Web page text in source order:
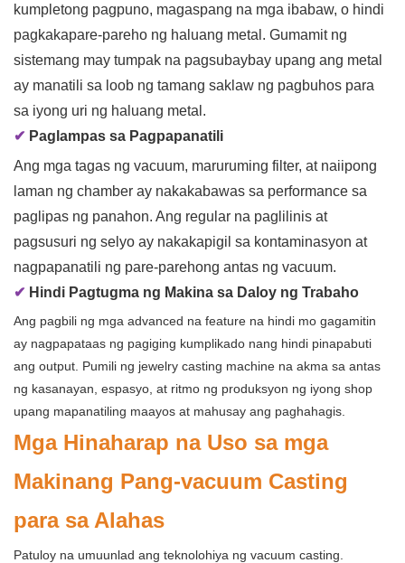
kumpletong pagpuno, magaspang na mga ibabaw, o hindi
pagkakapare-pareho ng haluang metal. Gumamit ng
sistemang may tumpak na pagsubaybay upang ang metal
ay manatili sa loob ng tamang saklaw ng pagbuhos para
sa iyong uri ng haluang metal.
✔ Paglampas sa Pagpapanatili
Ang mga tagas ng vacuum, maruruming filter, at naiipong
laman ng chamber ay nakakabawas sa performance sa
paglipas ng panahon. Ang regular na paglilinis at
pagsusuri ng selyo ay nakakapigil sa kontaminasyon at
nagpapanatili ng pare-parehong antas ng vacuum.
✔ Hindi Pagtugma ng Makina sa Daloy ng Trabaho
Ang pagbili ng mga advanced na feature na hindi mo gagamitin
ay nagpapataas ng pagiging kumplikado nang hindi pinapabuti
ang output. Pumili ng jewelry casting machine na akma sa antas
ng kasanayan, espasyo, at ritmo ng produksyon ng iyong shop
upang mapanatiling maayos at mahusay ang paghahagis.
Mga Hinaharap na Uso sa mga
Makinang Pang-vacuum Casting
para sa Alahas
Patuloy na umuunlad ang teknolohiya ng vacuum casting.